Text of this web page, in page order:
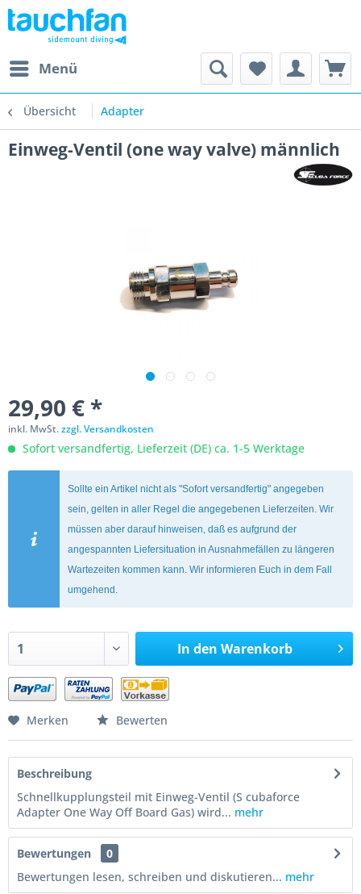
Menü
Übersicht Adapter
Einweg-Ventil (one way valve) männlich
29,90 € *
inkl. MwSt.zzgl. Versandkosten
Sofort versandfertig, Lieferzeit (DE) ca. 1-5 Werktage
Sollte ein Artikel nicht als "Sofort versandfertig" angegeben
sein, gelten in aller Regel die angegebenen Lieferzeiten. Wir
müssen aber darauf hinweisen, daß es aufgrund der
angespannten Liefersituation in Ausnahmefällen zu längeren
Wartezeiten kommen kann. Wir informieren Euch in dem Fall
umgehend.
In den Warenkorb
Merken Bewerten
Beschreibung
Schnellkupplungsteil mit Einweg-Ventil (S cubaforce
Adapter One Way Off Board Gas) wird... mehr
Bewertungen
0
Bewertungen lesen, schreiben und diskutieren... mehr